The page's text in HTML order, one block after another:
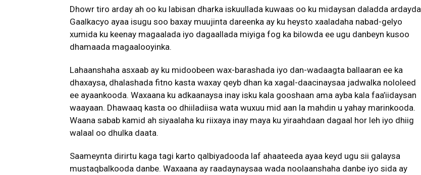
Dhowr tiro arday ah oo ku labisan dharka iskuullada kuwaas oo ku midaysan daladda ardayda
Gaalkacyo ayaa isugu soo baxay muujinta dareenka ay ku heysto xaaladaha nabad-gelyo
xumida ku keenay magaalada iyo dagaallada miyiga fog ka bilowda ee ugu danbeyn kusoo
dhamaada magaalooyinka.
Lahaanshaha asxaab ay ku midoobeen wax-barashada iyo dan-wadaagta ballaaran ee ka
dhaxaysa, dhalashada fitno kasta waxay qeyb dhan ka xagal-daacinaysaa jadwalka nololeed
ee ayaankooda. Waxaana ku adkaanaysa inay isku kala gooshaan ama ayba kala faa’iidaysan
waayaan. Dhawaaq kasta oo dhiiladiisa wata wuxuu mid aan la mahdin u yahay marinkooda.
Waana sabab kamid ah siyaalaha ku riixaya inay maya ku yiraahdaan dagaal hor leh iyo dhiig
walaal oo dhulka daata.
Saameynta dirirtu kaga tagi karto qalbiyadooda laf ahaateeda ayaa keyd ugu sii galaysa
mustaqbalkooda danbe. Waxaana ay raadaynaysaa wada noolaanshaha danbe iyo sida ay